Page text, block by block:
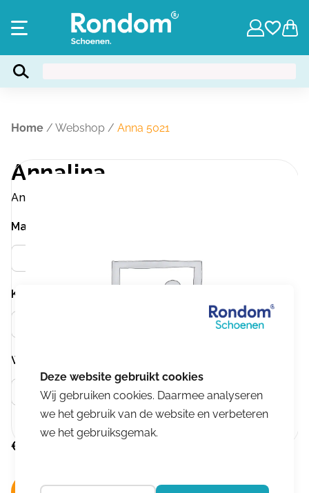
Home / Webshop / Anna 5021
Annalina
Anna 5021
Kleur
Maat
Wijdtemaat
€
Wij gebruiken cookies. Daarmee analyseren
we het gebruik van de website en verbeteren
we het gebruiksgemak.